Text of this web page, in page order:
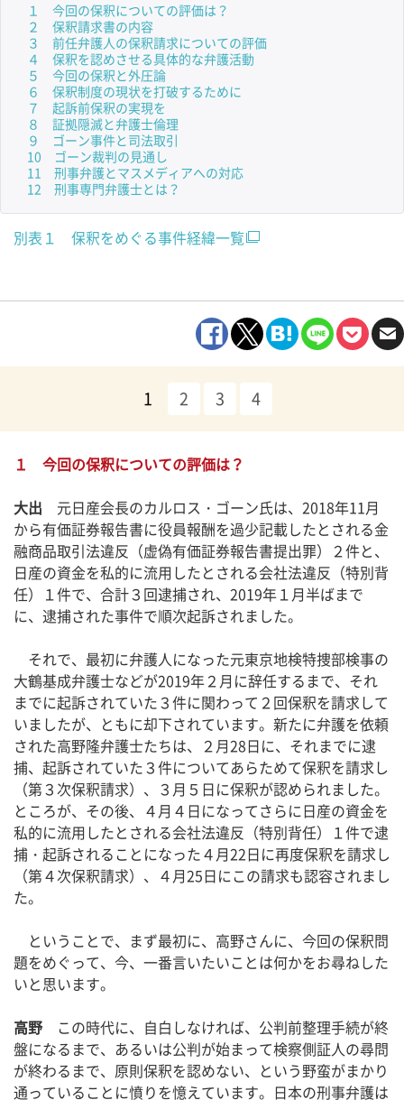
１ 今回の保釈についての評価は？
２ 保釈請求書の内容
３ 前任弁護人の保釈請求についての評価
４ 保釈を認めさせる具体的な弁護活動
５ 今回の保釈と外圧論
６ 保釈制度の現状を打破するために
７ 起訴前保釈の実現を
８ 証拠隠滅と弁護士倫理
９ ゴーン事件と司法取引
10 ゴーン裁判の見通し
11 刑事弁護とマスメディアへの対応
12 刑事専門弁護士とは？
別表１ 保釈をめぐる事件経緯一覧
1 2 3 4
１ 今回の保釈についての評価は？
大出 元日産会長のカルロス・ゴーン氏は、2018年11月
から有価証券報告書に役員報酬を過少記載したとされる金
融商品取引法違反（虚偽有価証券報告書提出罪）２件と、
日産の資金を私的に流用したとされる会社法違反（特別背
任）１件で、合計３回逮捕され、2019年１月半ばまで
に、逮捕された事件で順次起訴されました。
それで、最初に弁護人になった元東京地検特捜部検事の
大鶴基成弁護士などが2019年２月に辞任するまで、それ
までに起訴されていた３件に関わって２回保釈を請求して
いましたが、ともに却下されています。新たに弁護を依頼
された高野隆弁護士たちは、２月28日に、それまでに逮
捕、起訴されていた３件についてあらためて保釈を請求し
（第３次保釈請求）、３月５日に保釈が認められました。
ところが、その後、４月４日になってさらに日産の資金を
私的に流用したとされる会社法違反（特別背任）１件で逮
捕・起訴されることになった４月22日に再度保釈を請求し
（第４次保釈請求）、４月25日にこの請求も認容されまし
た。
ということで、まず最初に、高野さんに、今回の保釈問
題をめぐって、今、一番言いたいことは何かをお尋ねした
いと思います。
高野 この時代に、自白しなければ、公判前整理手続が終
盤になるまで、あるいは公判が始まって検察側証人の尋問
が終わるまで、原則保釈を認めない、という野蛮がまかり
通っていることに憤りを憶えています。日本の刑事弁護は